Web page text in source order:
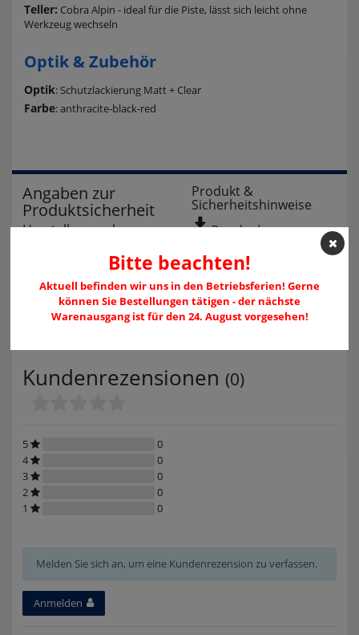
Teller: Cobra Alpin - ideal für die Piste, lässt sich leicht ohne
Werkzeug wechseln
Optik & Zubehör
Optik: Schutzlackierung Matt + Clear
Farbe: anthracite-black-red
Angaben zur
Produktsicherheit
Herstellerangaben
LEKI Lenhart GmbH
Karl-Arnold-Straße 30
73230 Kirchheim unter Teck
Deutschland
verkauf@leki.de
Produkt &
Sicherheitshinweise
Download
Kundenrezensionen (0)
5
0
4
0
3
0
2
0
1
0
Melden Sie sich an, um eine Kundenrezension zu verfassen.
Anmelden
Bitte beachten!
Aktuell befinden wir uns in den Betriebsferien! Gerne
können Sie Bestellungen tätigen - der nächste
Warenausgang ist für den 24. August vorgesehen!